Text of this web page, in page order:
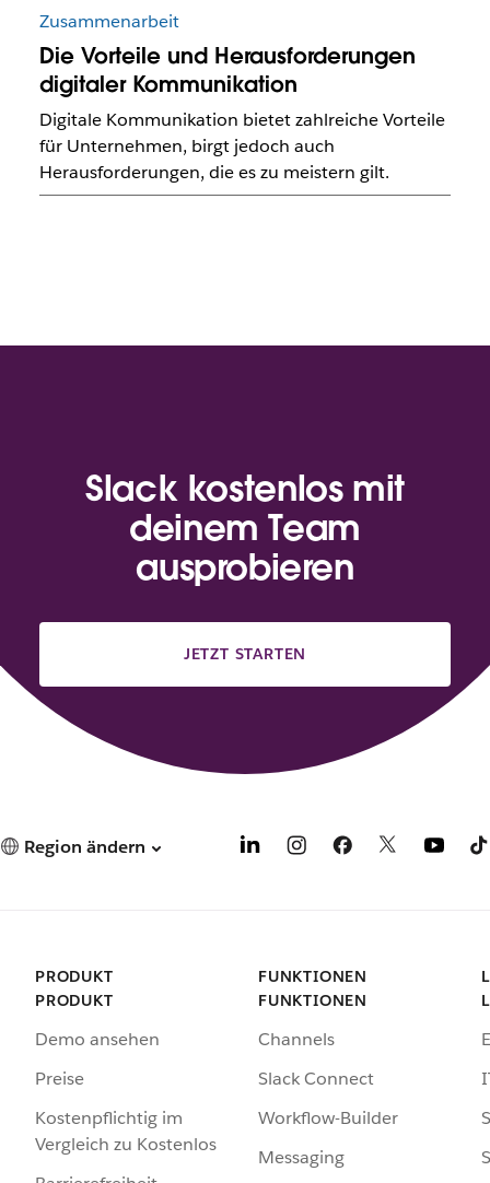
Zusammenarbeit
Die Vorteile und Herausforderungen
digitaler Kommunikation
Digitale Kommunikation bietet zahlreiche Vorteile
für Unternehmen, birgt jedoch auch
Herausforderungen, die es zu meistern gilt.
Slack kostenlos mit
deinem Team
ausprobieren
JETZT STARTEN
Region ändern
PRODUKT
PRODUKT
Demo ansehen
Preise
Kostenpflichtig im
Vergleich zu Kostenlos
FUNKTIONEN
FUNKTIONEN
Channels
Slack Connect
Workflow-Builder
Messaging